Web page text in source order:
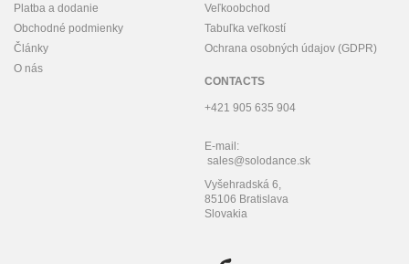
Platba a dodanie
Obchodné podmienky
Články
O nás
Veľkoobchod
Tabuľka veľkostí
Ochrana osobných údajov (GDPR)
CONTACTS
+421 905 635 904
E-mail:
sales@solodance.sk
Vyšehradská 6,
85106 Bratislava
Slovakia